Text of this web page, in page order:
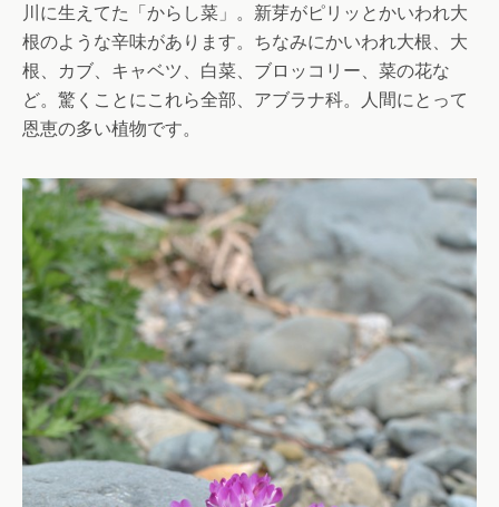
川に生えてた「からし菜」。新芽がピリッとかいわれ大
根のような辛味があります。ちなみにかいわれ大根、大
根、カブ、キャベツ、白菜、ブロッコリー、菜の花な
ど。驚くことにこれら全部、アブラナ科。人間にとって
恩恵の多い植物です。